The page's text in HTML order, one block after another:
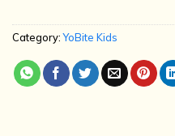
Category:YoBite Kids